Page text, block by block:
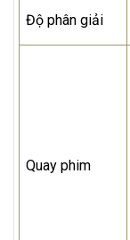
Độ phân giải
Quay phim